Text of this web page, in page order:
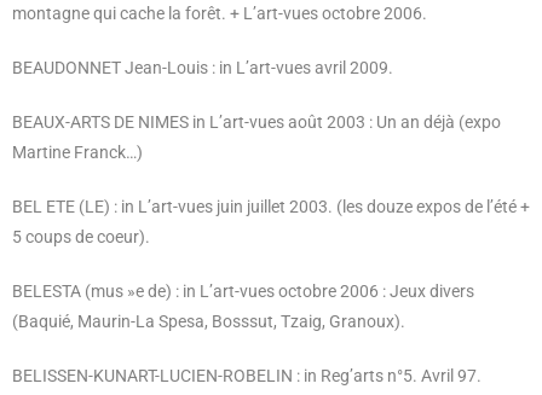
montagne qui cache la forêt. + L’art-vues octobre 2006.
BEAUDONNET Jean-Louis : in L’art-vues avril 2009.
BEAUX-ARTS DE NIMES in L’art-vues août 2003 : Un an déjà (expo
Martine Franck…)
BEL ETE (LE) : in L’art-vues juin juillet 2003. (les douze expos de l’été +
5 coups de coeur).
BELESTA (mus »e de) : in L’art-vues octobre 2006 : Jeux divers
(Baquié, Maurin-La Spesa, Bosssut, Tzaig, Granoux).
BELISSEN-KUNART-LUCIEN-ROBELIN : in Reg’arts n°5. Avril 97.